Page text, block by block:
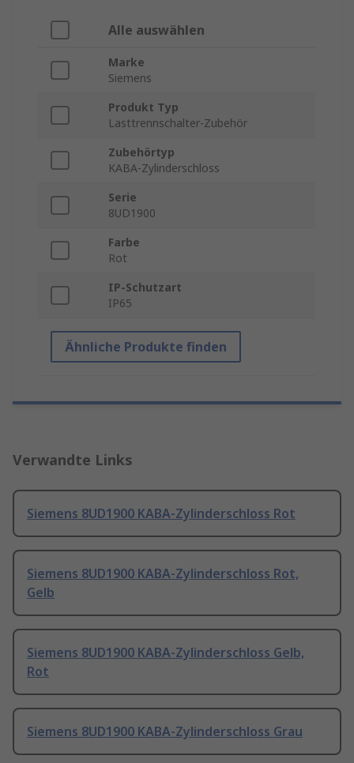
Alle auswählen
Marke
Siemens
Produkt Typ
Lasttrennschalter-Zubehör
Zubehörtyp
KABA-Zylinderschloss
Serie
8UD1900
Farbe
Rot
IP-Schutzart
IP65
Ähnliche Produkte finden
Verwandte Links
Siemens 8UD1900 KABA-Zylinderschloss Rot
Siemens 8UD1900 KABA-Zylinderschloss Rot,
Gelb
Siemens 8UD1900 KABA-Zylinderschloss Gelb,
Rot
Siemens 8UD1900 KABA-Zylinderschloss Grau